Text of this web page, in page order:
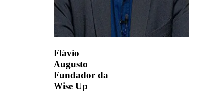
Flávio
Augusto
Fundador da
Wise Up